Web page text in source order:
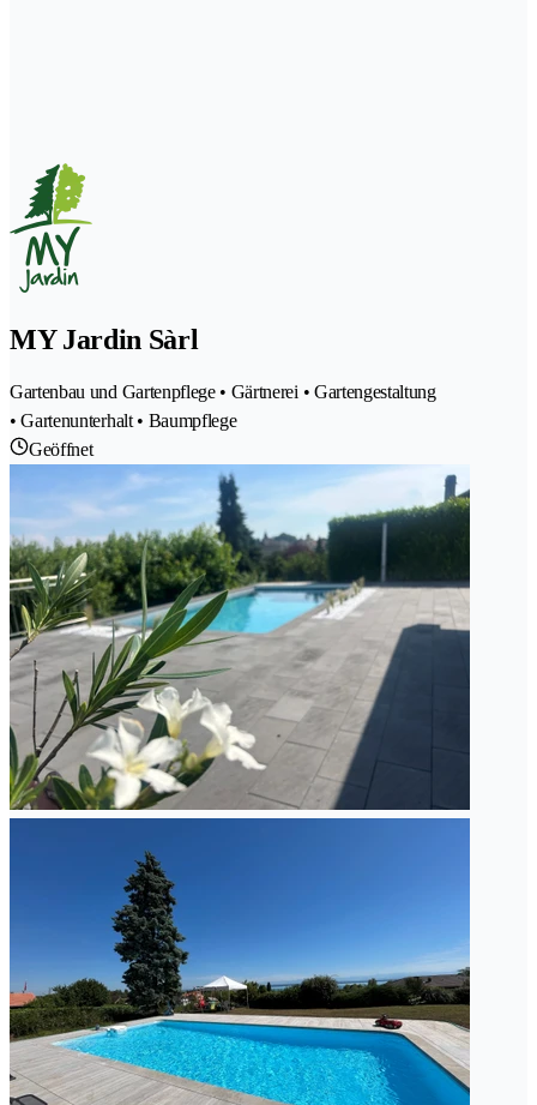
MY Jardin Sàrl
Gartenbau und Gartenpflege • Gärtnerei • Gartengestaltung
• Gartenunterhalt • Baumpflege
Geöffnet